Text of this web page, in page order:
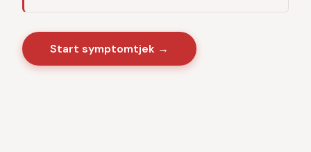
Start symptomtjek →